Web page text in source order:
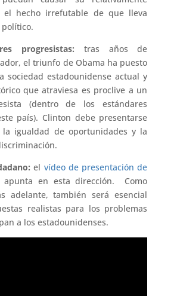
el hecho irrefutable de que lleva
político.
progresistas: tras años de
el triunfo de Obama ha puesto
sociedad estadounidense actual y
que atraviesa es proclive a un
(dentro de los estándares
país). Clinton debe presentarse
igualdad de oportunidades y la
el vídeo de presentación de
apunta en esta dirección. Como
adelante, también será esencial
realistas para los problemas
a los estadounidenses.